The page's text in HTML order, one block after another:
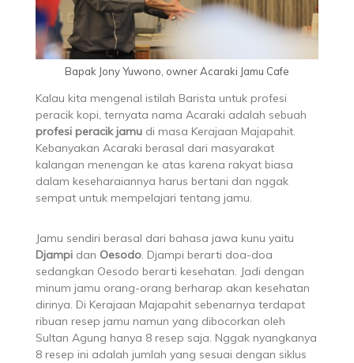
Bapak Jony Yuwono, owner Acaraki Jamu Cafe
Kalau kita mengenal istilah Barista untuk profesi
peracik kopi, ternyata nama Acaraki adalah sebuah
profesi peracik jamudi masa Kerajaan Majapahit.
Kebanyakan Acaraki berasal dari masyarakat
kalangan menengan ke atas karena rakyat biasa
dalam keseharaiannya harus bertani dan nggak
sempat untuk mempelajari tentang jamu.
Jamu sendiri berasal dari bahasa jawa kunu yaitu
Djampi dan Oesodo. Djampi berarti doa-doa
sedangkan Oesodo berarti kesehatan. Jadi dengan
minum jamu orang-orang berharap akan kesehatan
dirinya. Di Kerajaan Majapahit sebenarnya terdapat
ribuan resep jamu namun yang dibocorkan oleh
Sultan Agung hanya 8 resep saja. Nggak nyangkanya
8 resep ini adalah jumlah yang sesuai dengan siklus